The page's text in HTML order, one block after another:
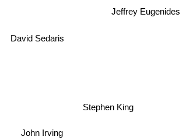
David Sedaris
John Irving
Jeffrey Eugenides
Stephen King